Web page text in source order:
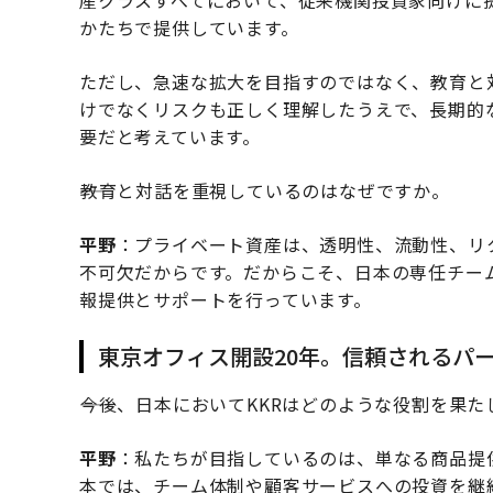
かたちで提供しています。
ただし、急速な拡大を目指すのではなく、教育
けでなくリスクも正しく理解したうえで、長期
要だと考えています。
――教育と対話を重視しているのはなぜですか。
平野 ：プライベート資産は、透明性、流動性、
不可欠だからです。だからこそ、日本の専任チ
報提供とサポートを行っています。
東京オフィス開設20年。信頼されるパ
――今後、日本においてKKRはどのような役割を果
平野 ：私たちが目指しているのは、単なる商品
本では、チーム体制や顧客サービスへの投資を